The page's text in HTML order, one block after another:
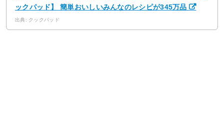
ックパッド】 簡単おいしいみんなのレシピが345万品
出典: クックパッド